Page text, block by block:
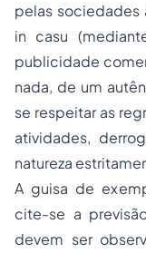
pelas sociedades
in casu
publicidade
nada, de um
se respeitar as
atividades,
natureza
A guisa de
cite-se a
devem ser